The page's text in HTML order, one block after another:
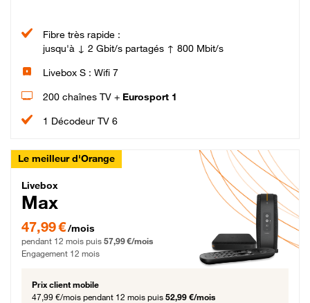
Fibre très rapide :
jusqu'à ↓ 2 Gbit/s partagés ↑ 800 Mbit/s
Livebox S : Wifi 7
200 chaînes TV + Eurosport 1
1 Décodeur TV 6
Le meilleur d'Orange
Livebox Max Fibre
Livebox
Max
47,99 € par mois pendant 12 mois puis 57,99 € par mois, Engagement 12 mois
47,99 €/mois
pendant 12 mois puis 57,99 €/mois
Engagement 12 mois
Prix client mobile
47,99 €/mois pendant 12 mois puis 52,99 €/mois